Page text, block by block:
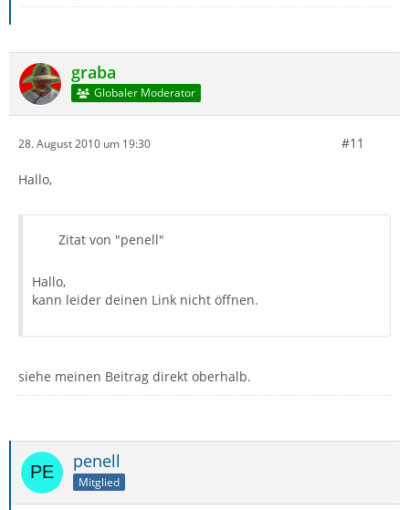
graba
Globaler Moderator
28. August 2010 um 19:30 #11
Hallo,
Zitat von "penell"
Hallo,
kann leider deinen Link nicht öffnen.
siehe meinen Beitrag direkt oberhalb.
penell
Mitglied